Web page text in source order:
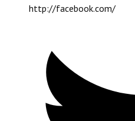
http://facebook.com/